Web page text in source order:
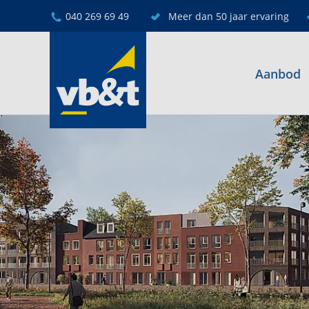
040 269 69 49 Meer dan 50 jaar ervaring
Aanbod